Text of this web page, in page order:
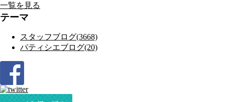
一覧を見る
テーマ
スタッフブログ(3668)
パティシエブログ(20)